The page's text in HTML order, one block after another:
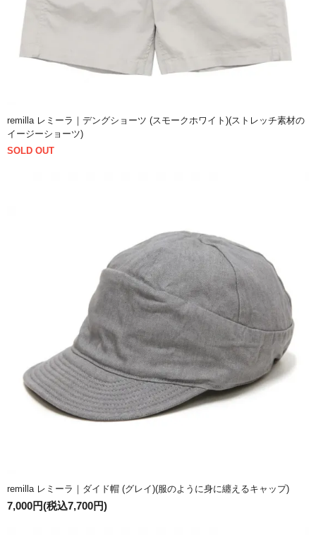
remilla レミーラ｜デングショーツ (スモークホワイト)(ストレッチ素材の
イージーショーツ)
SOLD OUT
remilla レミーラ｜ダイド帽 (グレイ)(服のように身に纏えるキャップ)
7,000円(税込7,700円)